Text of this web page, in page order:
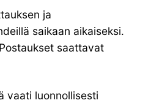
ja
saikaan aikaiseksi.
saattavat
vaati luonnollisesti